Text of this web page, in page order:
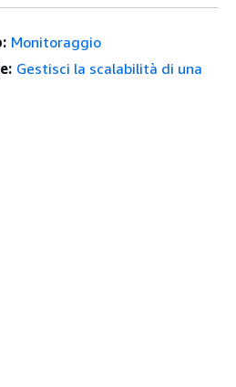
Monitoraggio
Gestisci la scalabilità di una